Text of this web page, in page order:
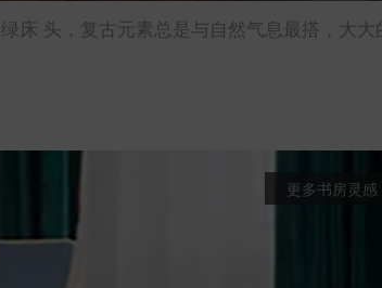
床 头，复古元素总是与自然气息最搭，大大
更多书房灵感